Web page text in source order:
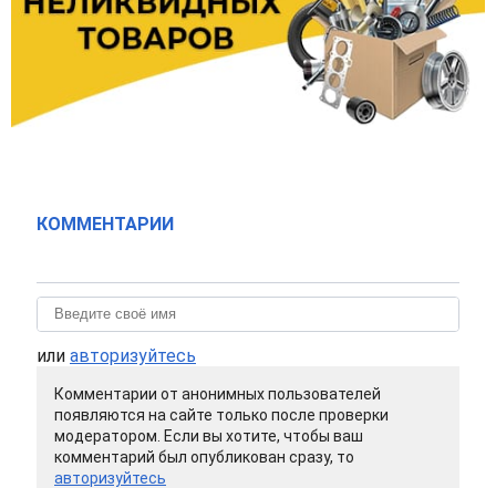
КОММЕНТАРИИ
или авторизуйтесь
Комментарии от анонимных пользователей
появляются на сайте только после проверки
модератором. Если вы хотите, чтобы ваш
комментарий был опубликован сразу, то
авторизуйтесь